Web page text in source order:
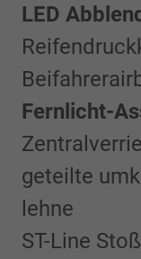
LED
Fernlicht-
geteilte
lehne
ST-Line